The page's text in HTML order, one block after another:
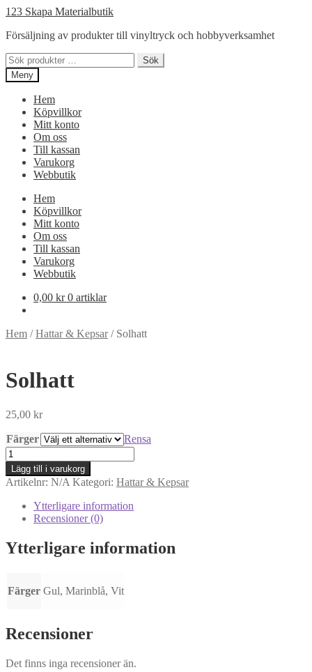
Hoppa
navigering
Hoppa
innehåll
123 Skapa Materialbutik
Försäljning av produkter till vinyltryck och hobbyverksamhet
Sök
efter:
Sök
Meny
Hem
Köpvillkor
Mitt konto
Om oss
Till kassan
Varukorg
Webbutik
Hem
Köpvillkor
Mitt konto
Om oss
Till kassan
Varukorg
Webbutik
0,00 kr 0 artiklar
Hem /Hattar & Kepsar/ Solhatt
Solhatt
25,00 kr
Färger
Rensa
Solhatt
mängd
Lägg till i varukorg
Artikelnr: N/A Kategori: Hattar & Kepsar
Ytterligare information
Recensioner (0)
Ytterligare information
Färger Gul, Marinblå, Vit
Recensioner
Det finns inga recensioner än.